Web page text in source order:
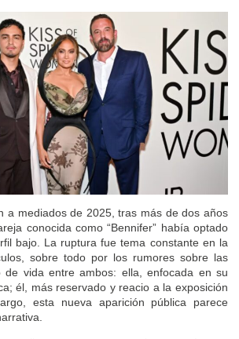
a mediados de 2025, tras más de dos años
conocida como “Bennifer” había optado
bajo. La ruptura fue tema constante en la
sobre todo por los rumores sobre las
de vida entre ambos: ella, enfocada en su
él, más reservado y reacio a la exposición
esta nueva aparición pública parece